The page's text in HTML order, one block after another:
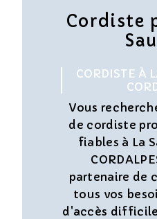
Cordiste
CORDISTE À
Vous
de cordiste
fiables à La
partenaire de
tous vos
d'accès